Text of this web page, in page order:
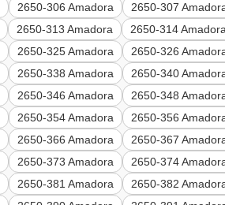
2650-306 Amadora 2650-307
2650-313 Amadora 2650-314 Amadora
2650-325 Amadora 2650-326
2650-338 Amadora 2650-340
2650-346 Amadora 2650-348
2650-354 Amadora 2650-356
2650-366 Amadora 2650-367
2650-373 Amadora 2650-374
2650-381 Amadora 2650-382